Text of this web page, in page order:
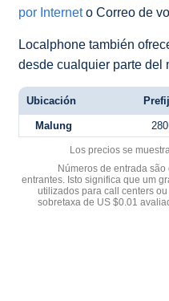
por Interneto Correo de
Localphone también
desde cualquier parte del
Ubicación
Malung 280
Los precios se
Números de entrada
entrantes. Isto significa que um
utilizados para call centers
sobretaxa de US $0.01